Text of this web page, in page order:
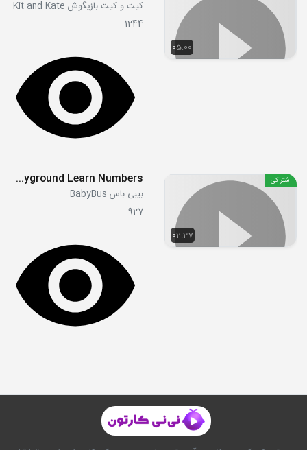
05:00
کیت و کیت بازیگوش Kit and Kate
1244
02:37
اشتراکی Playtime at Outdoor Playground Learn Numbers
بیبی باس BabyBus
927